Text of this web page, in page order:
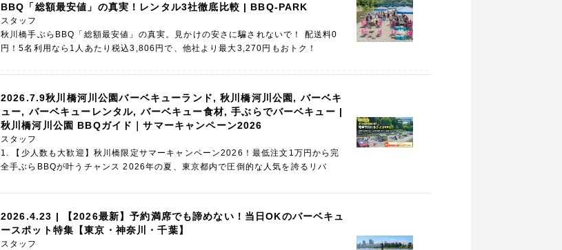
BBQ「総額最安値」の真実！レンタル3社徹底比較 | BBQ-PARK
スタッフ
秋川橋手ぶらBBQ「総額最安値」の真実。見かけの安さに騙されないで！ 配送料0
円！5名利用なら1人あたり税込3,806円で、他社より最大3,270円もおトク！
2026.7.9秋川橋河川公園バーベキューランド,秋川橋河川公園 , バーベキ
ュー, バーベキューレンタル, バーベキュー食材,手ぶらでバーベキュー |
秋川橋河川公園 BBQガイド｜サマーキャンペーン2026
スタッフ
1. 【少人数も大歓迎】秋川橋限定サマーキャンペーン2026！最低注文1万円から完
全手ぶらBBQが叶うチャンス 2026年の夏、東京都内で圧倒的な人気を誇るリバ
2026.4.23 | 【2026最新】予約満席でも諦めない！当日OKのバーベキュ
ースポット特集【東京・神奈川・千葉】
スタッフ